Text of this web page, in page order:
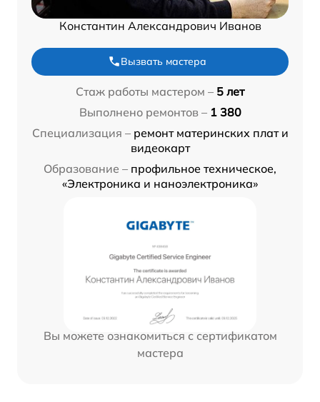
Константин Александрович Иванов
Вызвать мастера
Стаж работы мастером – 5 лет
Выполнено ремонтов – 1 380
Специализация – ремонт материнских плат и
видеокарт
Образование – профильное техническое,
«Электроника и наноэлектроника»
Вы можете ознакомиться с сертификатом
мастера